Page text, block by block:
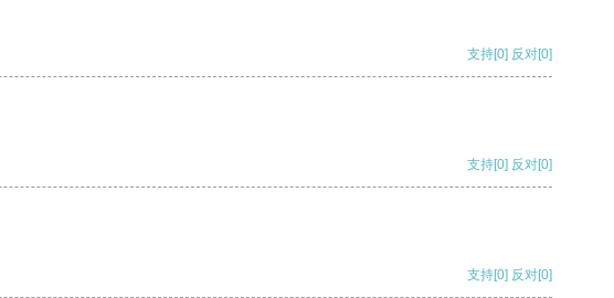
支持[0] 反对[0]
支持[0] 反对[0]
支持[0] 反对[0]